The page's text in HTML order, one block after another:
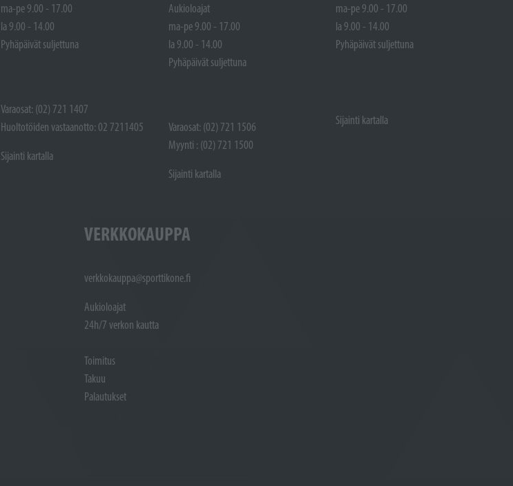
ma-pe 9.00 - 17.00
la 9.00 - 14.00
Pyhäpäivät suljettuna
Varaosat: (02) 721 1407
Huoltotöiden vastaanotto: 02 7211405
Sijainti kartalla
Aukioloajat
ma-pe 9.00 - 17.00
la 9.00 - 14.00
Pyhäpäivät suljettuna
Varaosat: (02) 721 1506
Myynti : (02) 721 1500
Sijainti kartalla
ma-pe 9.00 - 17.00
la 9.00 - 14.00
Pyhäpäivät suljettuna
Sijainti kartalla
VERKKOKAUPPA
verkkokauppa@sporttikone.fi
Aukioloajat
24h/7 verkon kautta
Toimitus
Takuu
Palautukset